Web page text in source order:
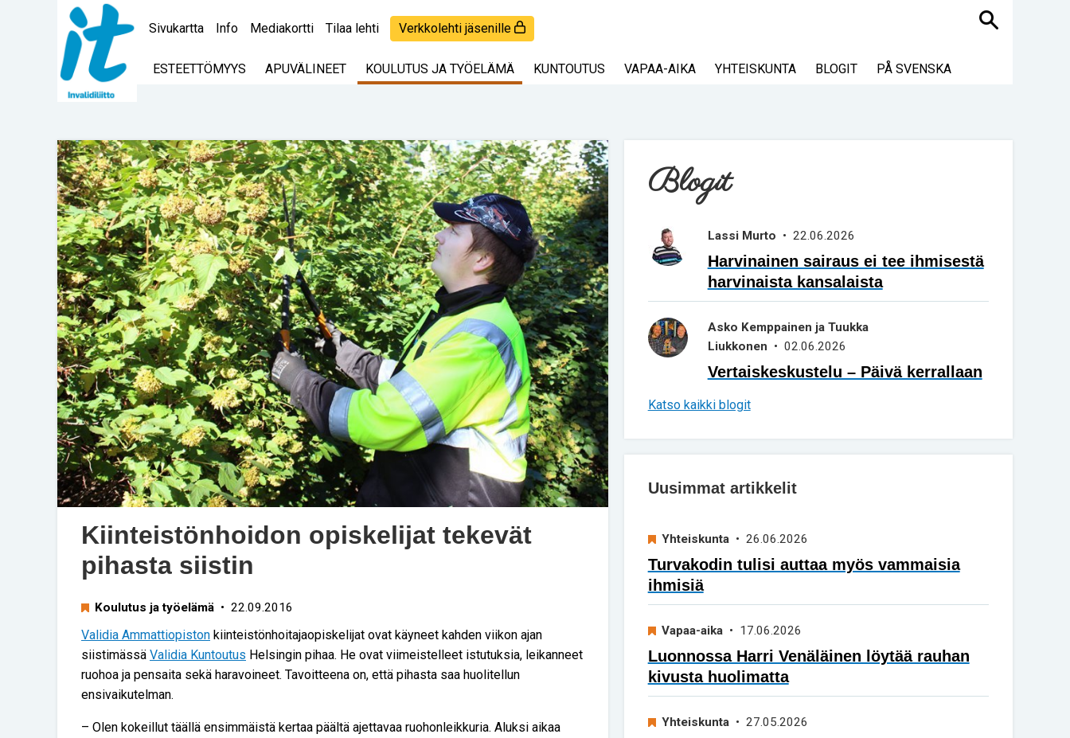
Sivukartta Info Mediakortti Tilaa lehti Verkkolehti jäsenille Haku
ESTEETTÖMYYS APUVÄLINEET KOULUTUS JA TYÖELÄMÄ KUNTOUTUS VAPAA-AIKA YHTEISKUNTA BLOGIT PÅ SVENSKA
Kiinteistönhoidon opiskelijat tekevät
pihasta siistin
Koulutus ja työelämä • 22.09.2016
Validia Ammattiopiston kiinteistönhoitajaopiskelijat ovat käyneet kahden viikon ajan
siistimässä Validia Kuntoutus Helsingin pihaa. He ovat viimeistelleet istutuksia, leikanneet
ruohoa ja pensaita sekä haravoineet. Tavoitteena on, että pihasta saa huolitellun
ensivaikutelman.
– Olen kokeillut täällä ensimmäistä kertaa päältä ajettavaa ruohonleikkuria. Aluksi aikaa
Blogit
Lassi Murto • 22.06.2026
Harvinainen sairaus ei tee ihmisestä
harvinaista kansalaista
Asko Kemppainen ja Tuukka
Liukkonen • 02.06.2026
Vertaiskeskustelu – Päivä kerrallaan
Katso kaikki blogit
Uusimmat artikkelit
Yhteiskunta• 26.06.2026
Turvakodin tulisi auttaa myös vammaisia
ihmisiä
Vapaa-aika• 17.06.2026
Luonnossa Harri Venäläinen löytää rauhan
kivusta huolimatta
Yhteiskunta• 27.05.2026